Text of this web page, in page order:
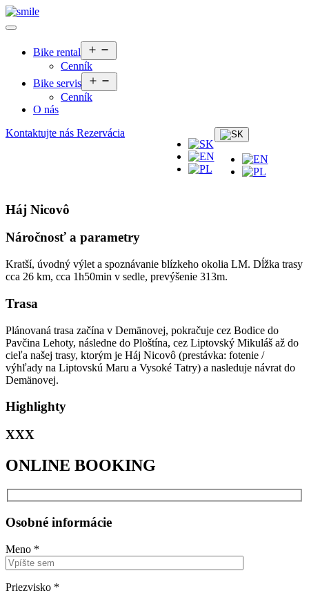
Bike rental
menu
Cenník
Bike servis
menu
Cenník
O nás
Kontaktujte nás Rezervácia
Háj Nicovô
Náročnosť a parametry
Kratší, úvodný výlet a spoznávanie blízkeho okolia LM. Dĺžka trasy
cca 26 km, cca 1h50min v sedle, prevýšenie 313m.
Trasa
Plánovaná trasa začína v Demänovej, pokračuje cez Bodice do
Pavčina Lehoty, následne do Ploštína, cez Liptovský Mikuláš až do
cieľa našej trasy, ktorým je Háj Nicovô (prestávka: fotenie /
výhľady na Liptovskú Maru a Vysoké Tatry) a nasleduje návrat do
Demänovej.
Highlighty
XXX
ONLINE BOOKING
Osobné informácie
Meno *
Priezvisko *